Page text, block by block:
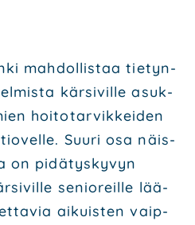
mah­dol­lis­taa tie­tyn­
kär­si­vil­le asuk­
hoi­to­tar­vik­kei­den
Suu­ri osa näis­
on pidä­tys­ky­vyn
senio­reil­le lää­
aikuis­ten vaip­